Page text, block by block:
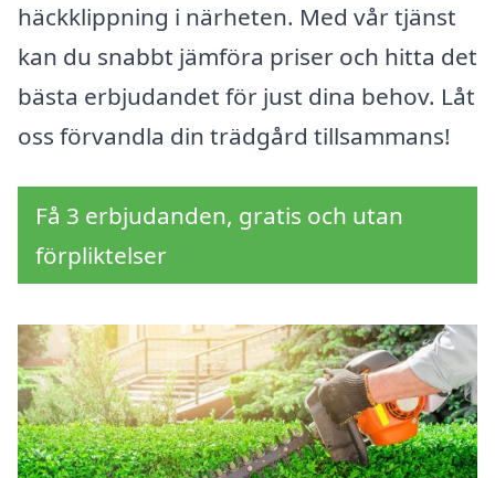
häckklippning i närheten. Med vår tjänst
kan du snabbt jämföra priser och hitta det
bästa erbjudandet för just dina behov. Låt
oss förvandla din trädgård tillsammans!
Få 3 erbjudanden, gratis och utan
förpliktelser